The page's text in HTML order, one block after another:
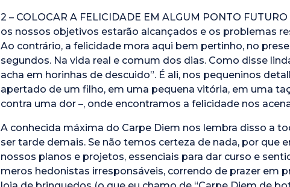
2 – COLOCAR A FELICIDADE EM ALGUM PONTO
os nossos objetivos estarão alcançados e os problemas
Ao contrário, a felicidade mora aqui bem pertinho, no
segundos. Na vida real e comum dos dias. Como disse
acha em horinhas de descuido”. É ali, nos pequeninos
apertado de um filho, em uma pequena vitória, em uma
contra uma dor –, onde encontramos a felicidade nos
A conhecida máxima do Carpe Diem nos lembra disso a
ser tarde demais. Se não temos certeza de nada, por que
nossos planos e projetos, essenciais para dar curso e
meros hedonistas irresponsáveis, correndo de prazer em